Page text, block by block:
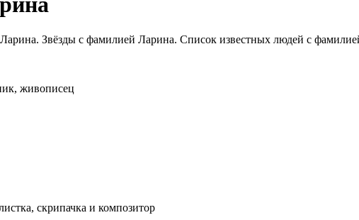
Звёзды с фамилией Ларина. Список известных людей с
живописец
скрипачка и композитор